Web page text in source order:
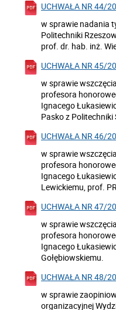
UCHWAŁA NR 44/
w sprawie nadania
Politechniki
prof. dr. hab. inż.
UCHWAŁA NR 45/
w sprawie
profesora
Ignacego
Pasko z Politechniki
UCHWAŁA NR 46/
w sprawie
profesora
Ignacego
Lewickiemu, prof.
UCHWAŁA NR 47/
w sprawie
profesora
Ignacego
Gołębiowskiemu.
UCHWAŁA NR 48/
w sprawie
organizacyjnej